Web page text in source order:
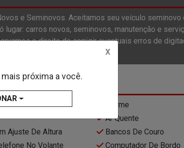
e Seminovos. Aceitamos seu veículo seminovo
carros novos, seminovos, manutenção e
o direito de corrigir eventuais erros de
Alarme
Ar Quente
Ajuste De Altura
Bancos De Couro
No Volante
Computador De Bordo
X
próxima a você.